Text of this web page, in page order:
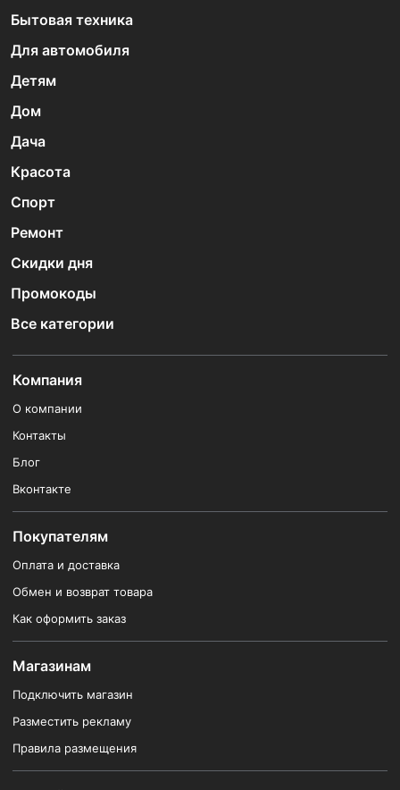
Бытовая техника
Для автомобиля
Детям
Дом
Дача
Красота
Спорт
Ремонт
Скидки дня
Промокоды
Все категории
Компания
О компании
Контакты
Блог
Вконтакте
Покупателям
Оплата и доставка
Обмен и возврат товара
Как оформить заказ
Магазинам
Подключить магазин
Разместить рекламу
Правила размещения